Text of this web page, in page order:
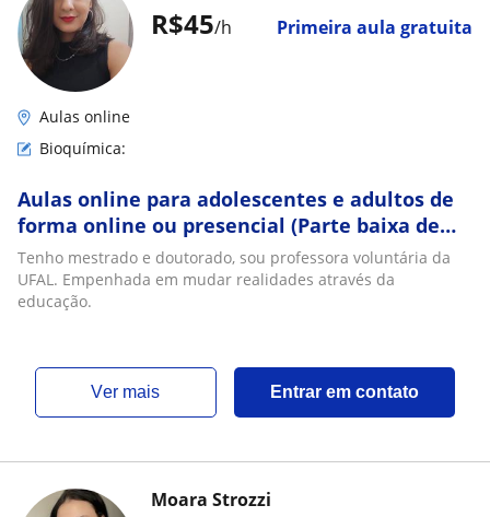
R$45/h Primeira aula gratuita
Aulas online
Bioquímica:
Aulas online para adolescentes e adultos de
forma online ou presencial (Parte baixa de
Maceió)
Tenho mestrado e doutorado, sou professora voluntária da
UFAL. Empenhada em mudar realidades através da
educação.
ver mais Entrar em contato
Moara Strozzi